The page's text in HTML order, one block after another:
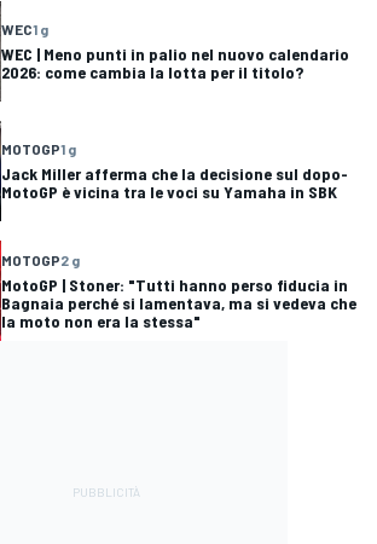
WEC1 g
WEC | Meno punti in palio nel nuovo calendario
2026: come cambia la lotta per il titolo?
MOTOGP1 g
Jack Miller afferma che la decisione sul dopo-
MotoGP è vicina tra le voci su Yamaha in SBK
MOTOGP2 g
MotoGP | Stoner: "Tutti hanno perso fiducia in
Bagnaia perché si lamentava, ma si vedeva che
la moto non era la stessa"